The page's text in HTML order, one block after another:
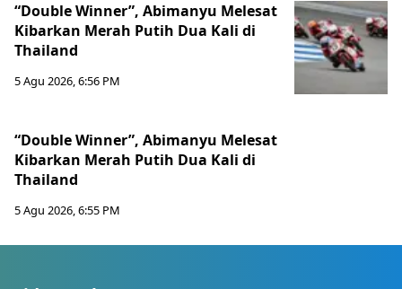
“Double Winner”, Abimanyu Melesat
Kibarkan Merah Putih Dua Kali di
Thailand
5 Agu 2026, 6:56 PM
“Double Winner”, Abimanyu Melesat
Kibarkan Merah Putih Dua Kali di
Thailand
5 Agu 2026, 6:55 PM